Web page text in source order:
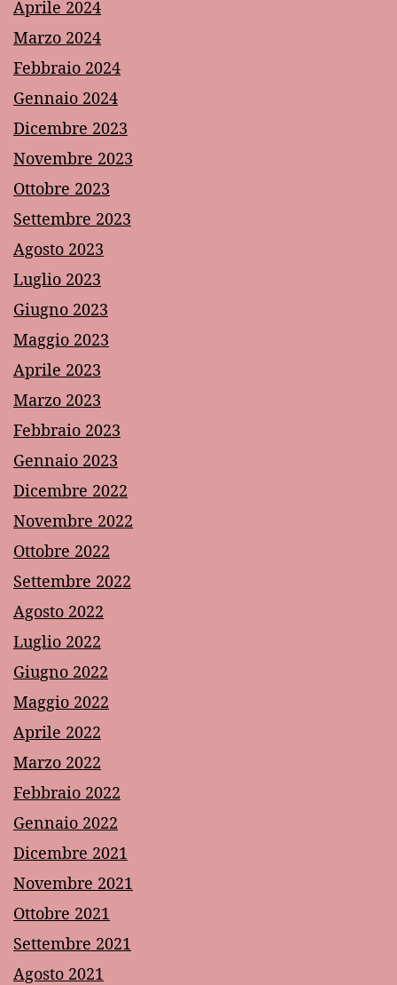
Aprile 2024
Marzo 2024
Febbraio 2024
Gennaio 2024
Dicembre 2023
Novembre 2023
Ottobre 2023
Settembre 2023
Agosto 2023
Luglio 2023
Giugno 2023
Maggio 2023
Aprile 2023
Marzo 2023
Febbraio 2023
Gennaio 2023
Dicembre 2022
Novembre 2022
Ottobre 2022
Settembre 2022
Agosto 2022
Luglio 2022
Giugno 2022
Maggio 2022
Aprile 2022
Marzo 2022
Febbraio 2022
Gennaio 2022
Dicembre 2021
Novembre 2021
Ottobre 2021
Settembre 2021
Agosto 2021